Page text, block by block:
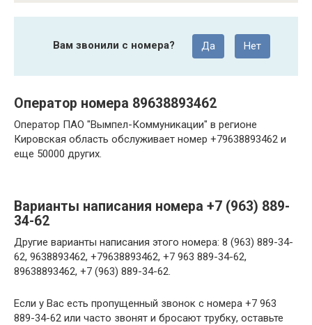
Вам звонили с номера? Да Нет
Оператор номера 89638893462
Оператор ПАО "Вымпел-Коммуникации" в регионе
Кировская область обслуживает номер +79638893462 и
еще 50000 других.
Варианты написания номера +7 (963) 889-
34-62
Другие варианты написания этого номера: 8 (963) 889-34-
62, 9638893462, +79638893462, +7 963 889-34-62,
89638893462, +7 (963) 889-34-62.
Если у Вас есть пропущенный звонок с номера +7 963
889-34-62 или часто звонят и бросают трубку, оставьте